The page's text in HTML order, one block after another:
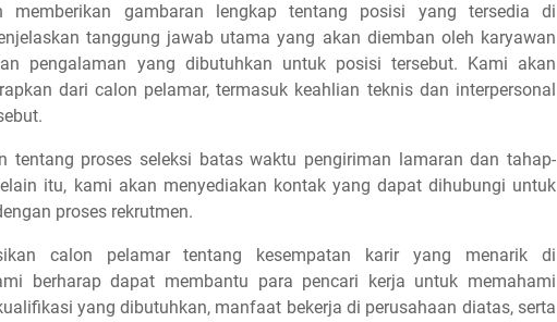
gambaran lengkap tentang posisi yang tersedia di
tanggung jawab utama yang akan diemban oleh karyawan
pengalaman yang dibutuhkan untuk posisi tersebut. Kami akan
dari calon pelamar, termasuk keahlian teknis dan interpersonal
tentang proses seleksi batas waktu pengiriman lamaran dan tahap-
itu, kami akan menyediakan kontak yang dapat dihubungi untuk
proses rekrutmen.
calon pelamar tentang kesempatan karir yang menarik di
berharap dapat membantu para pencari kerja untuk memahami
yang dibutuhkan, manfaat bekerja di perusahaan diatas, serta